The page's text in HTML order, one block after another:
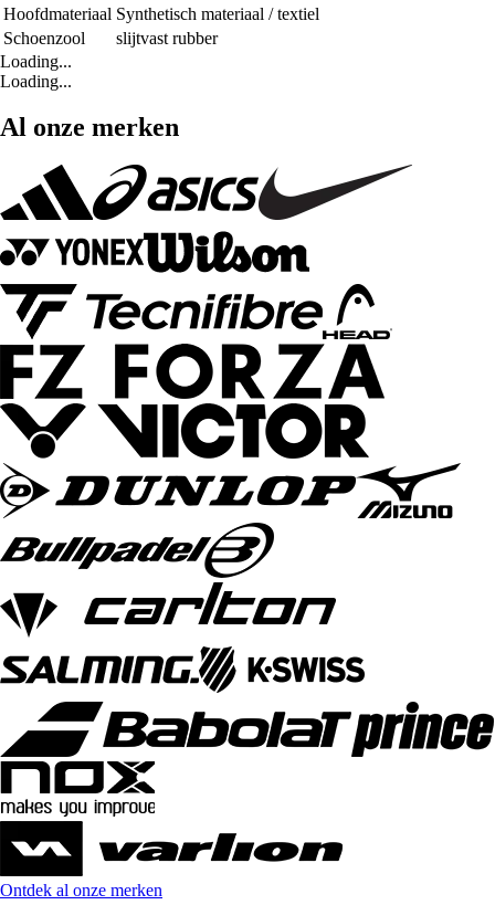
Hoofdmateriaal Synthetisch materiaal / textiel
Schoenzool
slijtvast rubber
Loading...
Loading...
Al onze merken
Ontdek al onze merken